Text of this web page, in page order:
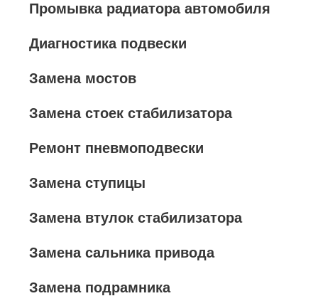
Промывка радиатора автомобиля
Диагностика подвески
Замена мостов
Замена стоек стабилизатора
Ремонт пневмоподвески
Замена ступицы
Замена втулок стабилизатора
Замена сальника привода
Замена подрамника